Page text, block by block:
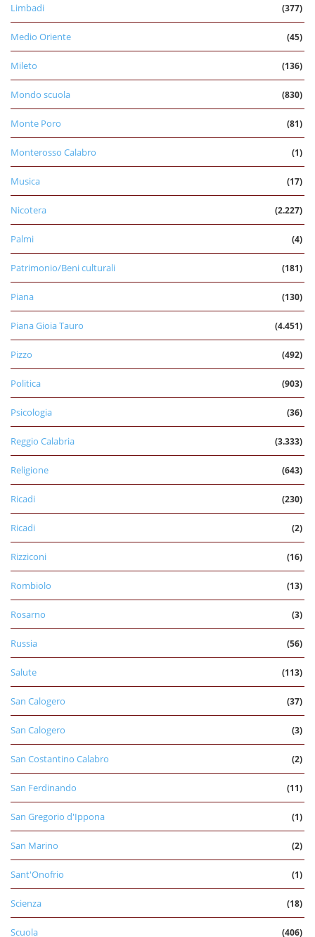
Limbadi (377)
Medio Oriente (45)
Mileto (136)
Mondo scuola (830)
Monte Poro (81)
Monterosso Calabro (1)
Musica (17)
Nicotera (2.227)
Palmi (4)
Patrimonio/Beni culturali (181)
Piana (130)
Piana Gioia Tauro (4.451)
Pizzo (492)
Politica (903)
Psicologia (36)
Reggio Calabria (3.333)
Religione (643)
Ricadi (230)
Ricadi (2)
Rizziconi (16)
Rombiolo (13)
Rosarno (3)
Russia (56)
Salute (113)
San Calogero (37)
San Calogero (3)
San Costantino Calabro (2)
San Ferdinando (11)
San Gregorio d'Ippona (1)
San Marino (2)
Sant'Onofrio (1)
Scienza (18)
Scuola (406)